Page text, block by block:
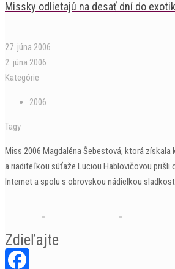
Missky odlietajú na desať dní do
27. júna 2006
2. júna 2006
Kategórie
2006
Tagy
Miss 2006 Magdaléna Šebestová, ktorá získala
a riaditeľkou súťaže Luciou Hablovičovou prišli
Internet a spolu s obrovskou nádielkou
Zdieľajte